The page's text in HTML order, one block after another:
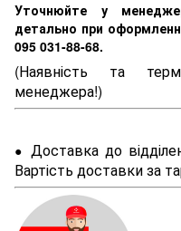
Уточнюйте у
детально при
095 031-88-68.
(Наявність та
менеджера!)
● Доставка до
Вартість доставки за